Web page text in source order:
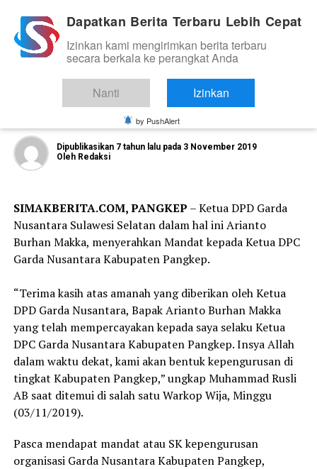
ORGANISASI DAN KOMUNITAS
Ketua DPD Garda Nusantara Serahkan
Mandat Kepengurusan DPC Garda
Nusantara Kabupaten Pangkep
Dipublikasikan 7 tahun lalu pada 3 November 2019
Oleh Redaksi
SIMAKBERITA.COM, PANGKEP – Ketua DPD Garda
Nusantara Sulawesi Selatan dalam hal ini Arianto
Burhan Makka, menyerahkan Mandat kepada Ketua DPC
Garda Nusantara Kabupaten Pangkep.
“Terima kasih atas amanah yang diberikan oleh Ketua
DPD Garda Nusantara, Bapak Arianto Burhan Makka
yang telah mempercayakan kepada saya selaku Ketua
DPC Garda Nusantara Kabupaten Pangkep. Insya Allah
dalam waktu dekat, kami akan bentuk kepengurusan di
tingkat Kabupaten Pangkep,” ungkap Muhammad Rusli
AB saat ditemui di salah satu Warkop Wija, Minggu
(03/11/2019).
Pasca mendapat mandat atau SK kepengurusan
organisasi Garda Nusantara Kabupaten Pangkep,
Dapatkan Berita Terbaru Lebih Cepat
Izinkan kami mengirimkan berita terbaru
secara berkala ke perangkat Anda
Nanti Izinkan
by PushAlert